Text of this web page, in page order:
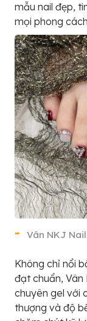
mẫu nail đẹp,
mọi phong
Vân NKJ
Không chỉ nổi
đạt chuẩn,
chuyên gel với
thượng và độ